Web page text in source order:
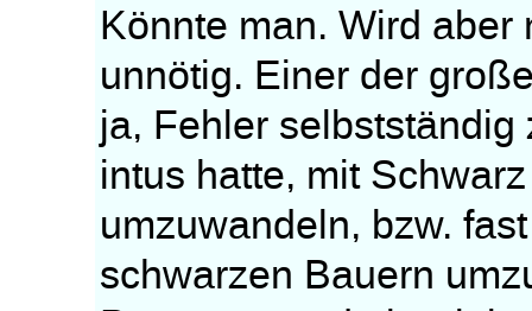
Könnte man. Wird
unnötig. Einer der
ja, Fehler
intus hatte, mit
umzuwandeln, bzw.
schwarzen Bauern